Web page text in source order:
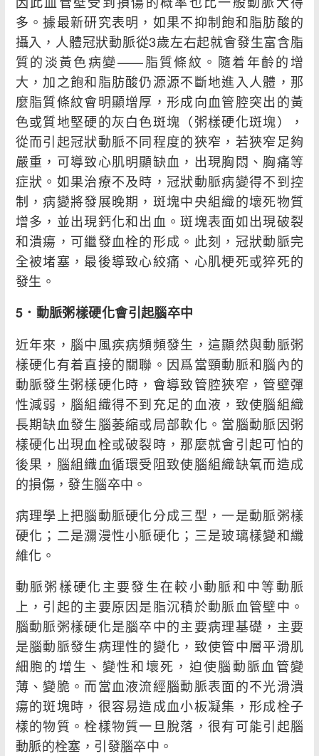
多。據最新研究表明，如果不抑制飽和脂肪酸的
攝入，人體冠狀動脈從3歲左右起就會發生富含脂
質的淡黃色病變——脂質條紋。隨着年齡的增
大，加之飽和脂肪酸仍源源不斷地進入人體，那
麼脂質條紋會明顯增厚，形成向血管腔突出的黃
色或質地堅硬的灰白色斑塊（粥樣硬化斑塊），
從而引起冠狀動脈不同程度的狹窄，若狹窄足夠
嚴重，可導致心肌明顯缺血，出現胸悶、胸痛等
症狀。如果治療不及時，冠狀動脈病變得不到控
制，病變將發展晚期，斑塊中央組織的壞死物質
增多，並出現鈣化和出血。斑塊表面如出現破裂
和潰瘍，可繼發血栓的形成。此刻，冠狀動脈完
全被堵塞，最後導致心絞痛、心肌梗死或猝死的
發生。
5 ．動脈粥樣硬化會引起腦卒中
近年來，腦中風疾病頻頻發生，這顯然與動脈粥
樣硬化有着直接的關聯。因爲當頸動脈和腦內的
動脈發生粥樣硬化時，會導致管腔狹窄，管壁彈
性減弱，腦組織得不到充足的血液，致使腦組織
長期缺血發生腦萎縮或局部軟化。當腦動脈因粥
樣硬化出現血栓或破裂時，那麼就會引起可怕的
後果，腦組織血循環受阻致使腦組織缺氧而造成
的損傷，發生腦卒中。
病理學上把腦動脈硬化分成三型，一是動脈粥樣
硬化；二是瀰漫性小脈硬化；三是玻璃樣變和纖
維化。
動脈粥樣硬化主要發生在較小動脈和中等動脈
上，引起的主要原因是脂沉積於動脈血管壁中。
腦動脈粥樣硬化是腦卒中的主要病理基礎，主要
是腦動脈發生病理性的變化，致使管中層平滑肌
細胞的增生、變性和壞死，迫使腦動脈血管變
薄、變脆。而當血液流經腦動脈表面的不光滑潰
瘍的斑塊時，很容易造成血小板凝集，形成栓子
樣的物質。栓樣物質一旦脫落，很有可能引起腦
動脈的栓塞，引發腦卒中。